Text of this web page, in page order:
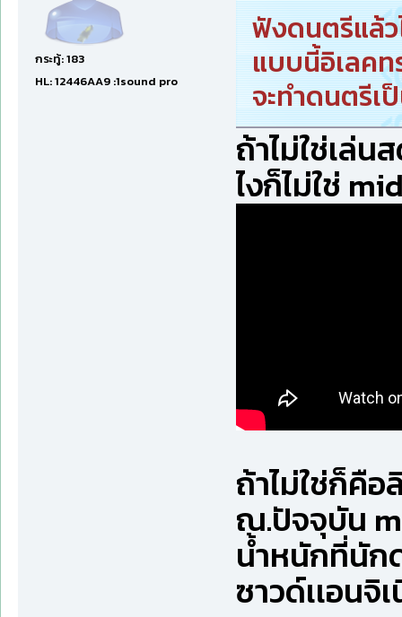
กระทู้: 183
HL: 12446AA9 :1sound pro
ฟังดนตรีแล้
แบบนี้อิเลค
จะทำดนตรีเ
ถ้าไม่ใช่เล่น
ไงก็ไม่ใช่
ถ้าไม่ใช่ก็คื
ณ.ปัจจุบัน
น้ำหนักที่นัก
ซาวด์เเอนจิ